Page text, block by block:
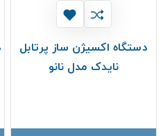
دستگاه اکسیژن ساز پرتابل
نایدک مدل نانو